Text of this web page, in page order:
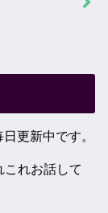
更新中です。
れお話して